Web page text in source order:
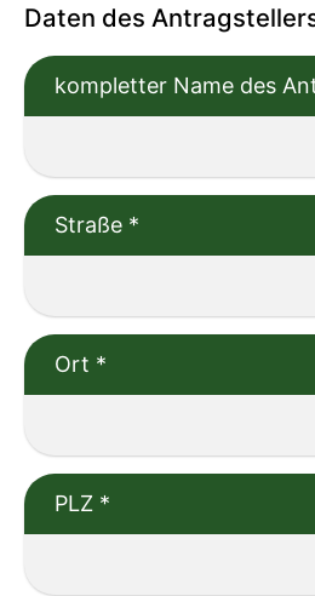
Daten des
kompletter Name des
Straße *
Ort *
PLZ *